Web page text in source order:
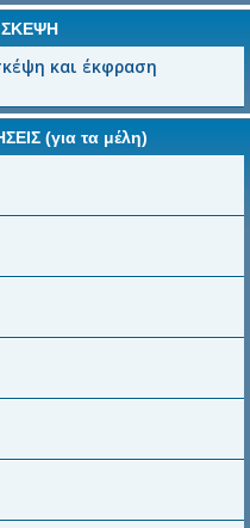
και έκφραση
(για τα μέλη)